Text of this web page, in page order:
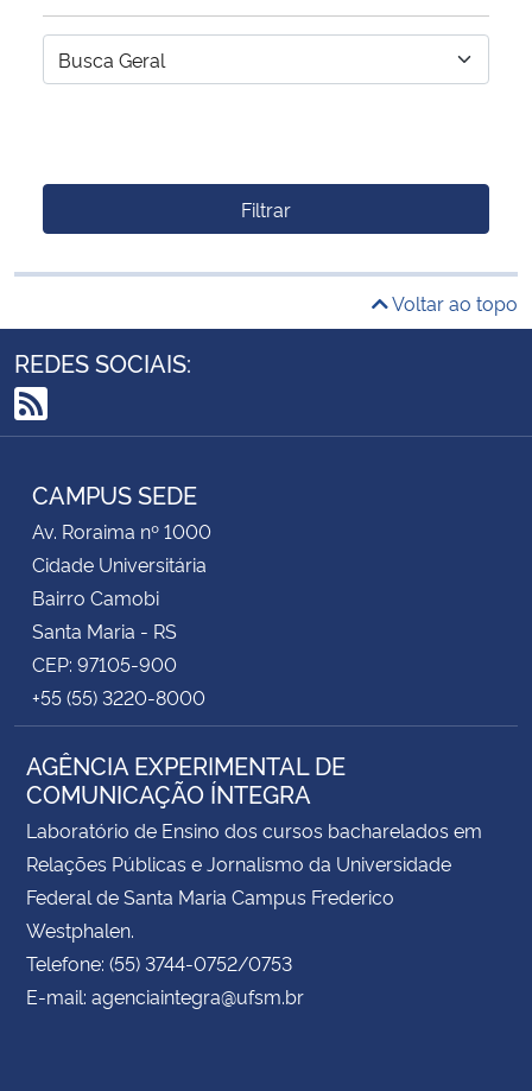
Filtrar
Voltar ao topo
REDES SOCIAIS:
RSS
CAMPUS SEDE
Av. Roraima nº 1000
Cidade Universitária
Bairro Camobi
Santa Maria - RS
CEP: 97105-900
+55 (55) 3220-8000
AGÊNCIA EXPERIMENTAL DE
COMUNICAÇÃO ÍNTEGRA
Laboratório de Ensino dos cursos bacharelados em
Relações Públicas e Jornalismo da Universidade
Federal de Santa Maria Campus Frederico
Westphalen.
Telefone: (55) 3744-0752/0753
E-mail: agenciaintegra@ufsm.br